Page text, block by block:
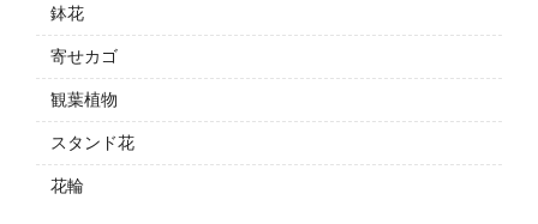
鉢花
寄せカゴ
観葉植物
スタンド花
花輪